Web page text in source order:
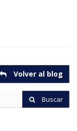
Volver al blog
Buscar